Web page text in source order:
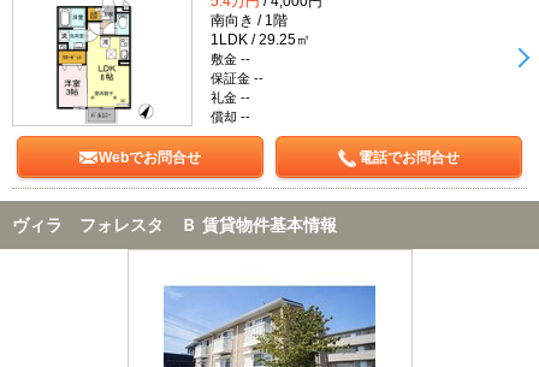
南向き / 1階
1LDK / 29.25㎡
敷金 --
保証金 --
礼金 --
償却 --
Webでお問合せ 電話でお問合せ
ヴィラ フォレスタ Ｂ 賃貸物件基本情報